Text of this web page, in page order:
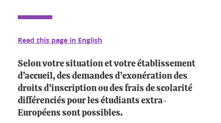
Read this page in English
Selon votre situation et votre établissement
d’accueil, des demandes d’exonération des
droits d’inscription ou des frais de scolarité
différenciés pour les étudiants extra-
Européens sont possibles.